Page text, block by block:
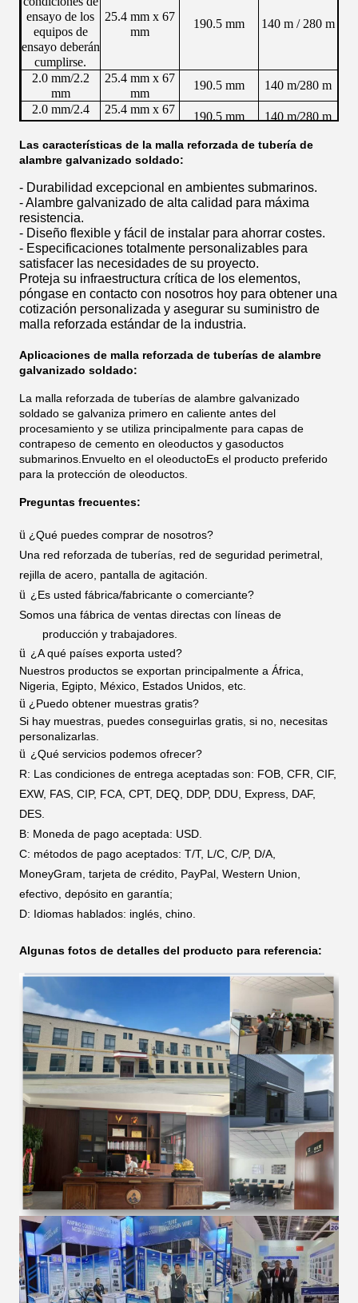
ensayo de los
equipos de
ensayo deberán
cumplirse.
25.4 mm x 67
mm
190.5 mm 140 m / 280 m
2.0 mm/2.2
mm
25.4 mm x 67
mm
190.5 mm
140 m/280 m
2.0 mm/2.4
mm
25.4 mm x 67
mm
190.5 mm
140 m/280 m
2.0 mm/2.7
mm
25.4 mm x 67
mm
190.5 mm
140 m/280 m
requisitos de los clientes.
Las características de la malla reforzada de tubería de
alambre galvanizado soldado:
- Durabilidad excepcional en ambientes submarinos.
- Alambre galvanizado de alta calidad para máxima
resistencia.
- Diseño flexible y fácil de instalar para ahorrar costes.
- Especificaciones totalmente personalizables para
satisfacer las necesidades de su proyecto.
Proteja su infraestructura crítica de los elementos,
póngase en contacto con nosotros hoy para obtener una
cotización personalizada y asegurar su suministro de
malla reforzada estándar de la industria.
Aplicaciones de malla reforzada de tuberías de alambre
galvanizado soldado:
La malla reforzada de tuberías de alambre galvanizado
soldado se galvaniza primero en caliente antes del
procesamiento y se utiliza principalmente para capas de
contrapeso de cemento en oleoductos y gasoductos
submarinos.Envuelto en el oleoductoEs el producto preferido
para la protección de oleoductos.
Preguntas frecuentes:
ü ¿Qué puedes comprar de nosotros?
Una red reforzada de tuberías, red de seguridad perimetral,
rejilla de acero, pantalla de agitación.
ü ¿Es usted fábrica/fabricante o comerciante?
Somos una fábrica de ventas directas con líneas de
producción y trabajadores.
ü ¿A qué países exporta usted?
Nuestros productos se exportan principalmente a África,
Nigeria, Egipto, México, Estados Unidos, etc.
ü ¿Puedo obtener muestras gratis?
Si hay muestras, puedes conseguirlas gratis, si no, necesitas
personalizarlas.
ü ¿Qué servicios podemos ofrecer?
R: Las condiciones de entrega aceptadas son: FOB, CFR, CIF,
EXW, FAS, CIP, FCA, CPT, DEQ, DDP, DDU, Express, DAF,
DES.
B: Moneda de pago aceptada: USD.
C: métodos de pago aceptados: T/T, L/C, C/P, D/A,
MoneyGram, tarjeta de crédito, PayPal, Western Union,
efectivo, depósito en garantía;
D: Idiomas hablados: inglés, chino.
Algunas fotos de detalles del producto para referencia: